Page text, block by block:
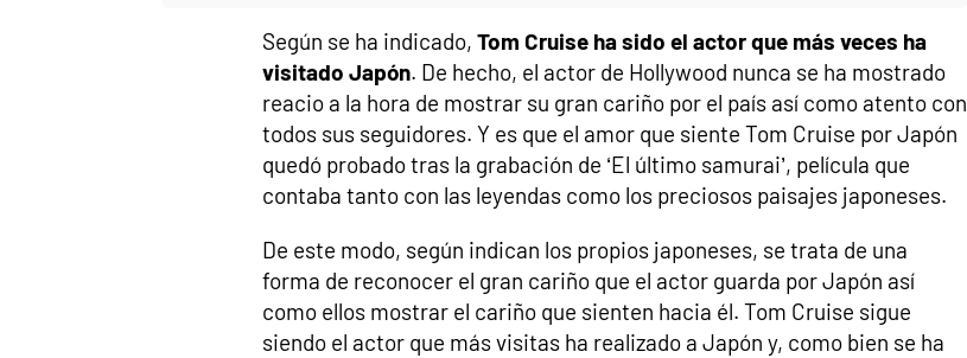
Según se ha indicado, Tom Cruise ha sido el actor que más veces ha
visitado Japón. De hecho, el actor de Hollywood nunca se ha mostrado
reacio a la hora de mostrar su gran cariño por el país así como atento con
todos sus seguidores. Y es que el amor que siente Tom Cruise por Japón
quedó probado tras la grabación de ‘El último samurai’, película que
contaba tanto con las leyendas como los preciosos paisajes japoneses.
De este modo, según indican los propios japoneses, se trata de una
forma de reconocer el gran cariño que el actor guarda por Japón así
como ellos mostrar el cariño que sienten hacia él. Tom Cruise sigue
siendo el actor que más visitas ha realizado a Japón y, como bien se ha